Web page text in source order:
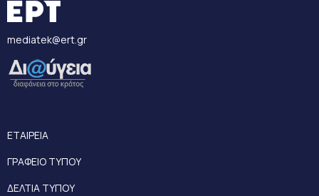
mediatek@ert.gr
ΕΤΑΙΡΕΙΑ
ΓΡΑΦΕΙΟ ΤΥΠΟΥ
ΔΕΛΤΙΑ ΤΥΠΟΥ